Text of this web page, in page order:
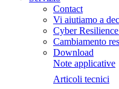
Contact
Vi aiutiamo a
Cyber
Cambiamento
Download
Note applicative
Articoli tecnici